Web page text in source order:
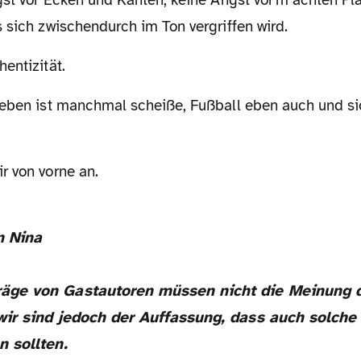
sich zwischendurch im Ton vergriffen wird.
von vorne an.
Nina
von Gastautoren müssen nicht die Meinung
sind jedoch der Auffassung, dass auch
sollten.